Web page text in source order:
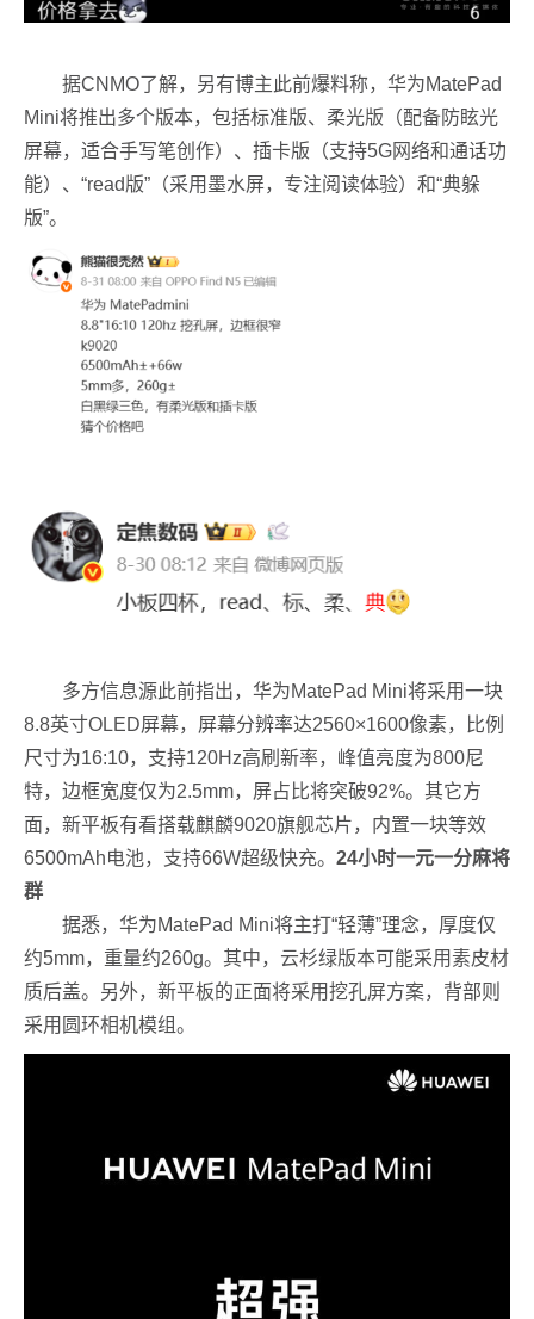
据CNMO了解，另有博主此前爆料称，华为MatePad
Mini将推出多个版本，包括标准版、柔光版（配备防眩光
屏幕，适合手写笔创作）、插卡版（支持5G网络和通话功
能）、“read版”（采用墨水屏，专注阅读体验）和“典躲
版”。
多方信息源此前指出，华为MatePad Mini将采用一块
8.8英寸OLED屏幕，屏幕分辨率达2560×1600像素，比例
尺寸为16:10，支持120Hz高刷新率，峰值亮度为800尼
特，边框宽度仅为2.5mm，屏占比将突破92%。其它方
面，新平板有看搭载麒麟9020旗舰芯片，内置一块等效
6500mAh电池，支持66W超级快充。 24小时一元一分麻将
群
据悉，华为MatePad Mini将主打“轻薄”理念，厚度仅
约5mm，重量约260g。其中，云杉绿版本可能采用素皮材
质后盖。另外，新平板的正面将采用挖孔屏方案，背部则
采用圆环相机模组。